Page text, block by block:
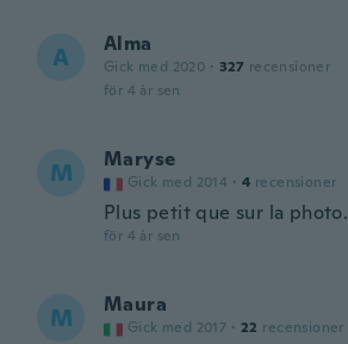
A Alma
Gick med 2020 · 327 recensioner
för 4 år sen
M Maryse
Gick med 2014 · 4 recensioner
Plus petit que sur la photo.
för 4 år sen
M Maura
Gick med 2017 · 22 recensioner